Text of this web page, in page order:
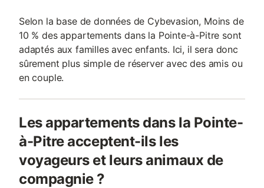
Selon la base de données de Cybevasion, Moins de
10 % des appartements dans la Pointe-à-Pitre sont
adaptés aux familles avec enfants. Ici, il sera donc
sûrement plus simple de réserver avec des amis ou
en couple.
Les appartements dans la Pointe-
à-Pitre acceptent-ils les
voyageurs et leurs animaux de
compagnie ?